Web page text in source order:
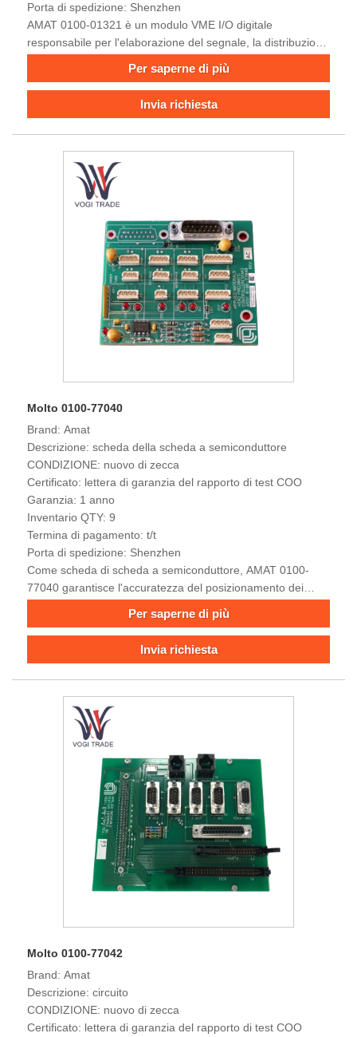
Porta di spedizione: Shenzhen
AMAT 0100-01321 è un modulo VME I/O digitale
responsabile per l'elaborazione del segnale, la distribuzione
dell'alimentazione e la comunicazione inter-device, in grado
di mantenere la stabilità e le prestazioni in tempo reale in
Per saperne di più
Invia richiesta
Molto 0100-77040
Brand: Amat
Descrizione: scheda della scheda a semiconduttore
CONDIZIONE: nuovo di zecca
Certificato: lettera di garanzia del rapporto di test COO
Garanzia: 1 anno
Inventario QTY: 9
Termina di pagamento: t/t
Porta di spedizione: Shenzhen
Come scheda di scheda a semiconduttore, AMAT 0100-
77040 garantisce l'accuratezza del posizionamento dei
l'affidabilità della sigillatura del vuoto attraverso la
risposta del segnale a livello millisecondo.
Per saperne di più
Invia richiesta
Molto 0100-77042
Brand: Amat
Descrizione: circuito
CONDIZIONE: nuovo di zecca
Certificato: lettera di garanzia del rapporto di test COO